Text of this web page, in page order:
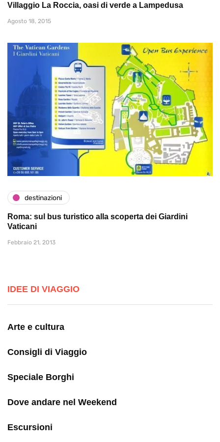
Villaggio La Roccia, oasi di verde a Lampedusa
Agosto 18, 2015
destinazioni
Roma: sul bus turistico alla scoperta dei Giardini
Vaticani
Febbraio 21, 2013
IDEE DI VIAGGIO
Arte e cultura
Consigli di Viaggio
Speciale Borghi
Dove andare nel Weekend
Escursioni